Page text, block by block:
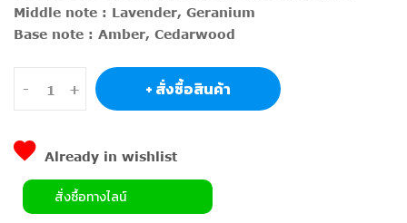
Middle note : Lavender, Geranium
Base note : Amber, Cedarwood
- + + สั่งซื้อสินค้า
Already in wishlist
สั่งซื้อทางไลน์